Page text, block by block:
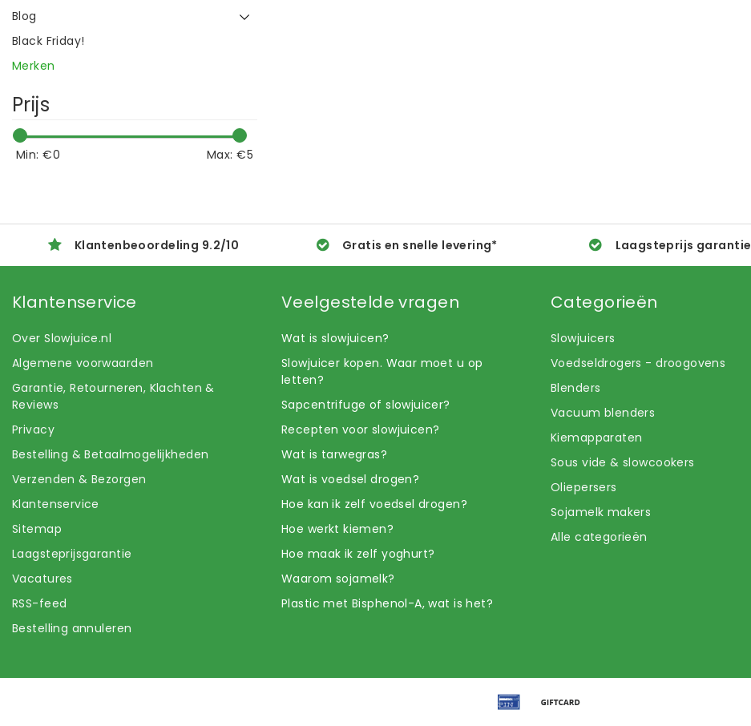
Blog
Black Friday!
Merken
Prijs
Min: €0 Max: €5
Klantenbeoordeling 9.2/10 Gratis en snelle levering* Laagsteprijs garantie
Klantenservice
Over Slowjuice.nl
Algemene voorwaarden
Garantie, Retourneren, Klachten &
Reviews
Privacy
Bestelling & Betaalmogelijkheden
Verzenden & Bezorgen
Klantenservice
Sitemap
Laagsteprijsgarantie
Vacatures
RSS-feed
Bestelling annuleren
Veelgestelde vragen
Wat is slowjuicen?
Slowjuicer kopen. Waar moet u op
letten?
Sapcentrifuge of slowjuicer?
Recepten voor slowjuicen?
Wat is tarwegras?
Wat is voedsel drogen?
Hoe kan ik zelf voedsel drogen?
Hoe werkt kiemen?
Hoe maak ik zelf yoghurt?
Waarom sojamelk?
Plastic met Bisphenol-A, wat is het?
Categorieën
Slowjuicers
Voedseldrogers - droogovens
Blenders
Vacuum blenders
Kiemapparaten
Sous vide & slowcookers
Oliepersers
Sojamelk makers
Alle categorieën